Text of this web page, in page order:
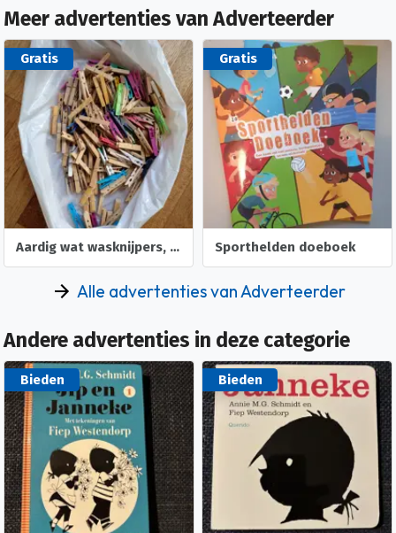
Meer advertenties van Adverteerder
Gratis
Sporthelden doeboek
Gratis
Sporthelden Doeboek
Alle advertenties van Adverteerder
Andere advertenties in deze categorie
Bieden Bieden